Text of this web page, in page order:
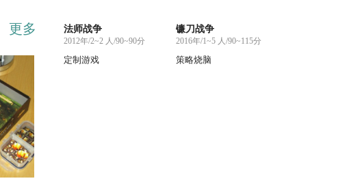
更多 法师战争
2012年/2~2 人/90~90分
定制游戏
镰刀战争
2016年/1~5 人/90~115分
策略烧脑